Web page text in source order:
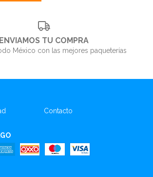
ENVIAMOS TU COMPRA
México con las mejores paqueterías
Contacto